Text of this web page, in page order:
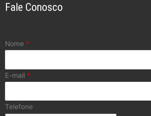
Fale Conosco
Nome *
E-mail *
Telefone